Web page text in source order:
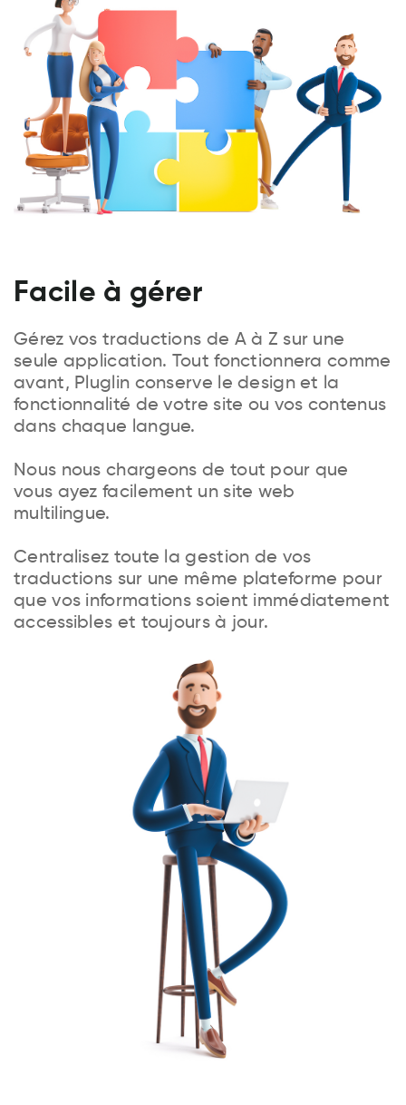
Facile à gérer
Gérez vos traductions de A à Z sur une
seule application. Tout fonctionnera comme
avant, Pluglin conserve le design et la
fonctionnalité de votre site ou vos contenus
dans chaque langue.
Nous nous chargeons de tout pour que
vous ayez facilement un site web
multilingue.
Centralisez toute la gestion de vos
traductions sur une même plateforme pour
que vos informations soient immédiatement
accessibles et toujours à jour.